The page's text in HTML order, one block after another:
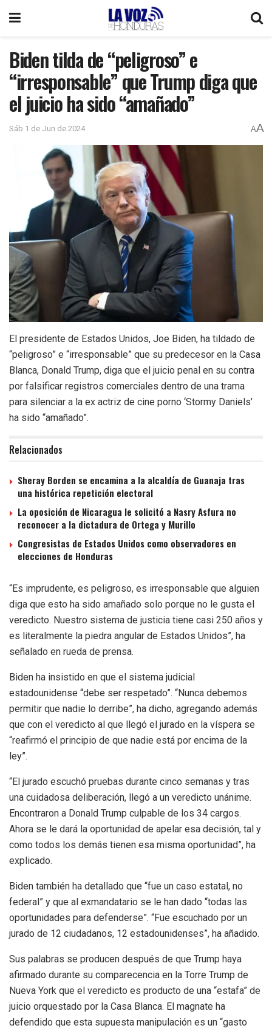
Biden tilda de “peligroso” e
“irresponsable” que Trump diga que
el juicio ha sido “amañado”
Sáb 1 de Jun de 2024 AA
El presidente de Estados Unidos, Joe Biden, ha tildado de
“peligroso” e “irresponsable” que su predecesor en la Casa
Blanca, Donald Trump, diga que el juicio penal en su contra
por falsificar registros comerciales dentro de una trama
para silenciar a la ex actriz de cine porno ‘Stormy Daniels’
ha sido “amañado”.
Relacionados
Sheray Borden se encamina a la alcaldía de Guanaja tras
una histórica repetición electoral
La oposición de Nicaragua le solicitó a Nasry Asfura no
reconocer a la dictadura de Ortega y Murillo
Congresistas de Estados Unidos como observadores en
elecciones de Honduras
“Es imprudente, es peligroso, es irresponsable que alguien
diga que esto ha sido amañado solo porque no le gusta el
veredicto. Nuestro sistema de justicia tiene casi 250 años y
es literalmente la piedra angular de Estados Unidos”, ha
señalado en rueda de prensa.
Biden ha insistido en que el sistema judicial
estadounidense “debe ser respetado”. “Nunca debemos
permitir que nadie lo derribe”, ha dicho, agregando además
que con el veredicto al que llegó el jurado en la víspera se
“reafirmó el principio de que nadie está por encima de la
ley”.
“El jurado escuchó pruebas durante cinco semanas y tras
una cuidadosa deliberación, llegó a un veredicto unánime.
Encontraron a Donald Trump culpable de los 34 cargos.
Ahora se le dará la oportunidad de apelar esa decisión, tal y
como todos los demás tienen esa misma oportunidad”, ha
explicado.
Biden también ha detallado que “fue un caso estatal, no
federal” y que al exmandatario se le han dado “todas las
oportunidades para defenderse”. “Fue escuchado por un
jurado de 12 ciudadanos, 12 estadounidenses”, ha añadido.
Sus palabras se producen después de que Trump haya
afirmado durante su comparecencia en la Torre Trump de
Nueva York que el veredicto es producto de una “estafa” de
juicio orquestado por la Casa Blanca. El magnate ha
defendido que esta supuesta manipulación es un “gasto